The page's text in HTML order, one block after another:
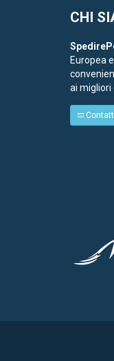
CHI
Europea
ai migliori